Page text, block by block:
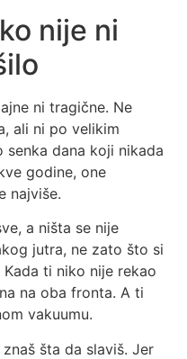
nije ni
ni tragične. Ne
ali ni po velikim
senka dana koji nikada
godine, one
najviše.
a ništa se nije
jutra, ne zato što si
ti niko nije rekao
na oba fronta. A ti
vakuumu.
šta da slaviš. Jer